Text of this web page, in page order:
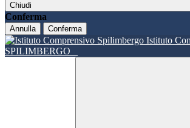
Chiudi
Conferma
Annulla Conferma
Istituto
SPILIMBERGO